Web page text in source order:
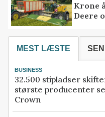
Krone
Deere
MEST LÆSTE
BUSINESS
32.500 stipladser
største producenter
Crown